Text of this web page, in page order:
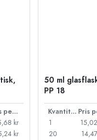
Pris per styck
kr
kr
50 ml
PP 18
Kvantitet
1
20